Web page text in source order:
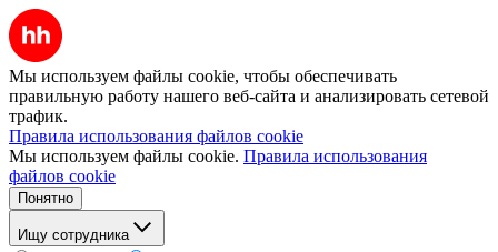
Мы используем файлы cookie, чтобы обеспечивать
правильную работу нашего веб-сайта и анализировать сетевой
трафик.
Правила использования файлов cookie
Мы используем файлы cookie. Правила использования
файлов cookie
Понятно
Ищу сотрудника